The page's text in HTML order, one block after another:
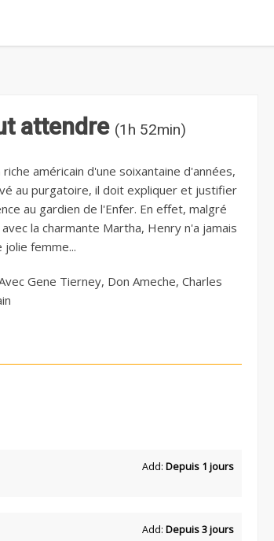
attendre (1h 52min)
riche américain d'une soixantaine d'années,
au purgatoire, il doit expliquer et justifier
au gardien de l'Enfer. En effet, malgré
la charmante Martha, Henry n'a jamais
jolie femme...
Gene Tierney, Don Ameche, Charles
Add: Depuis 1 jours
Add: Depuis 3 jours